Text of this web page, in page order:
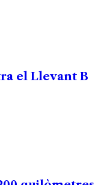
el Llevant B